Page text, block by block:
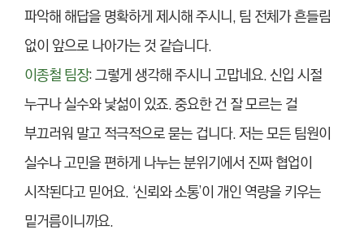
파악해 해답을 명확하게 제시해 주시니, 팀 전체가 흔들림
없이 앞으로 나아가는 것 같습니다.
이종철 팀장: 그렇게 생각해 주시니 고맙네요. 신입 시절
누구나 실수와 낯섦이 있죠. 중요한 건 잘 모르는 걸
부끄러워 말고 적극적으로 묻는 겁니다. 저는 모든 팀원이
실수나 고민을 편하게 나누는 분위기에서 진짜 협업이
시작된다고 믿어요. ‘신뢰와 소통’이 개인 역량을 키우는
밑거름이니까요.